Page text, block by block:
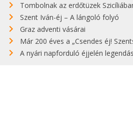
Tombolnak az erdőtüzek
Szent Iván-éj – A lángoló folyó
Graz adventi vásárai
Már 200 éves a „Csendes éj!
A nyári napforduló éjjelén legendás hegyi